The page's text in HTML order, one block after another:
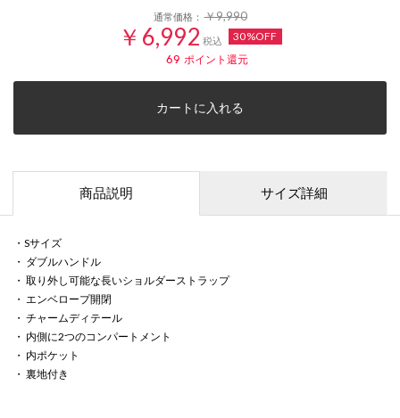
通常価格：￥9,990
￥6,992 税込 30%OFF
69 ポイント還元
カートに入れる
商品説明 サイズ詳細
・Sサイズ
・ ダブルハンドル
・ 取り外し可能な長いショルダーストラップ
・ エンベロープ開閉
・ チャームディテール
・ 内側に2つのコンパートメント
・ 内ポケット
・ 裏地付き